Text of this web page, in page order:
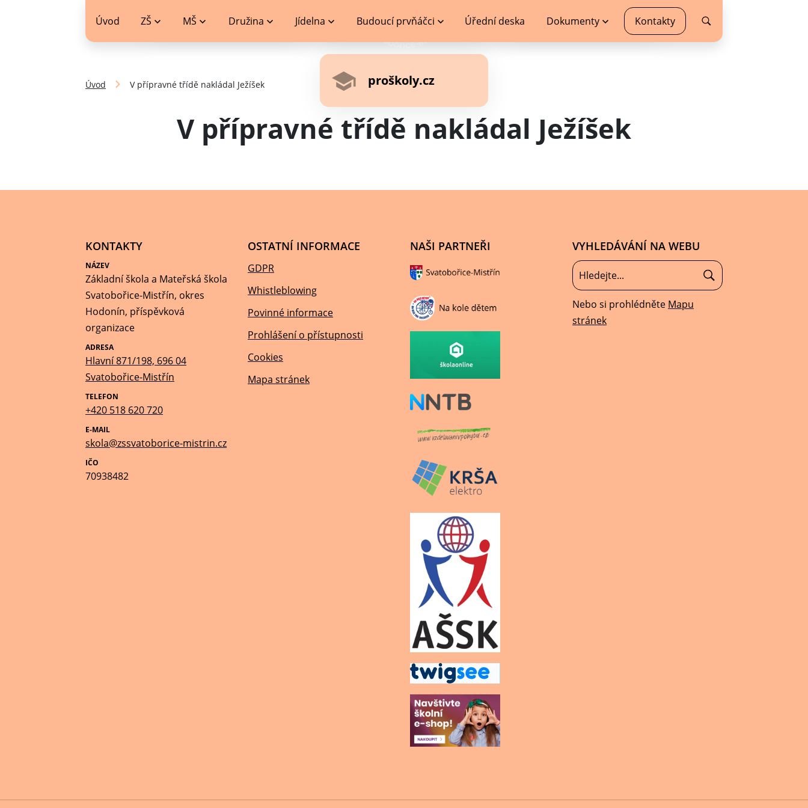
Úvod ZŠ MŠ Družina Jídelna Budoucí prvňáčci Úřední deska Dokumenty Kontakty
proškoly.cz
Úvod V přípravné třídě nakládal Ježíšek
V přípravné třídě nakládal Ježíšek
KONTAKTY
NÁZEV
Základní škola a Mateřská škola
Svatobořice-Mistřín, okres
Hodonín, příspěvková
organizace
ADRESA
Hlavní 871/198, 696 04
Svatobořice-Mistřín
TELEFON
+420 518 620 720
E-MAIL
skola@zssvatoborice-mistrin.cz
IČO
70938482
OSTATNÍ INFORMACE
GDPR
Whistleblowing
Povinné informace
Prohlášení o přístupnosti
Cookies
Mapa stránek
NAŠI PARTNEŘI VYHLEDÁVÁNÍ NA WEBU
Nebo si prohlédněte Mapu
stránek